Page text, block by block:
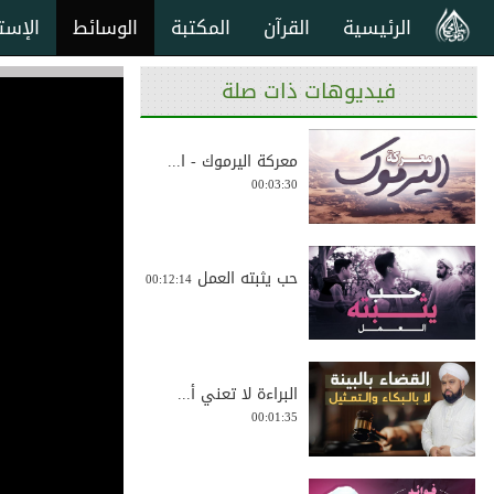
الوسائط المكتبة القرآن الرئيسية
فيديوهات ذات صلة
معركة اليرموك - ا...
00:03:30
حب يثبته العمل 00:12:14
البراءة لا تعني أ...
00:01:35